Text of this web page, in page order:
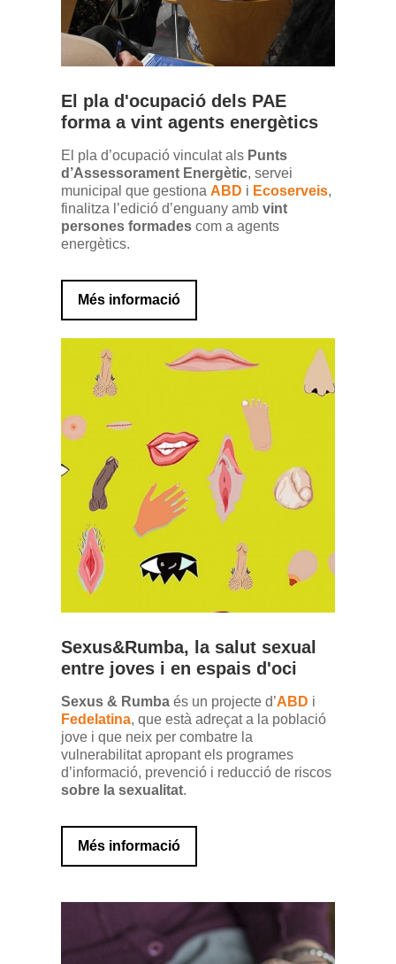
El pla d'ocupació dels PAE
forma a vint agents energètics
El pla d’ocupació vinculat als Punts
d’Assessorament Energètic, servei
municipal que gestiona ABD i Ecoserveis,
finalitza l’edició d’enguany amb vint
persones formades com a agents
energètics.
Més informació
Sexus&Rumba, la salut sexual
entre joves i en espais d'oci
Sexus & Rumba és un projecte d’ABD i
Fedelatina, que està adreçat a la població
jove i que neix per combatre la
vulnerabilitat apropant els programes
d’informació, prevenció i reducció de riscos
sobre la sexualitat.
Més informació